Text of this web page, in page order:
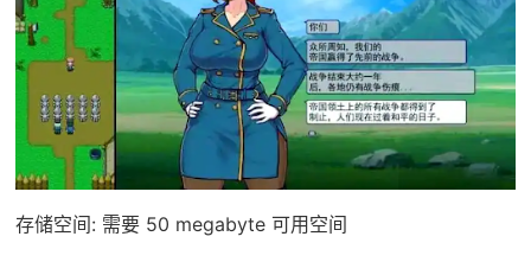
存储空间: 需要 50 megabyte 可用空间